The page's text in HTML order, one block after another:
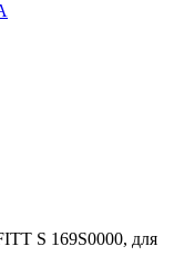
S 169S0000, для